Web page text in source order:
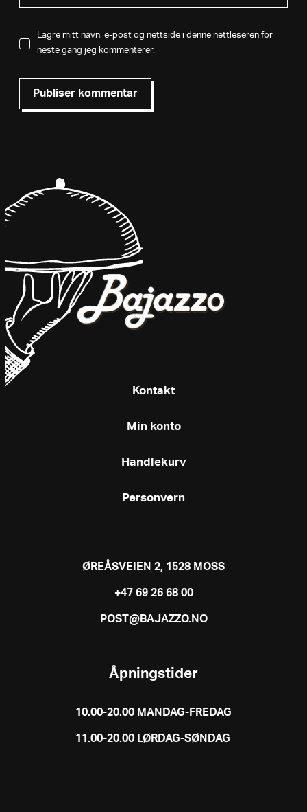
Lagre mitt navn, e-post og nettside i denne nettleseren for
neste gang jeg kommenterer.
Kontakt
Min konto
Handlekurv
Personvern
ØREÅSVEIEN 2, 1528 MOSS
+47 69 26 68 00
POST@BAJAZZO.NO
Åpningstider
10.00-20.00 MANDAG-FREDAG
11.00-20.00 LØRDAG-SØNDAG